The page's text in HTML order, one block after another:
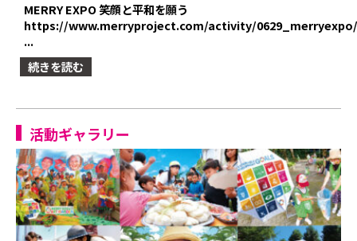
MERRY EXPO 笑顔と平和を願う
https://www.merryproject.com/activity/0629_merryexpo/
...
続きを読む
活動ギャラリー